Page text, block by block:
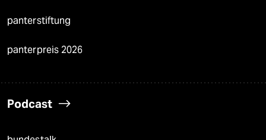
panterstiftung
panterpreis 2026
Podcast